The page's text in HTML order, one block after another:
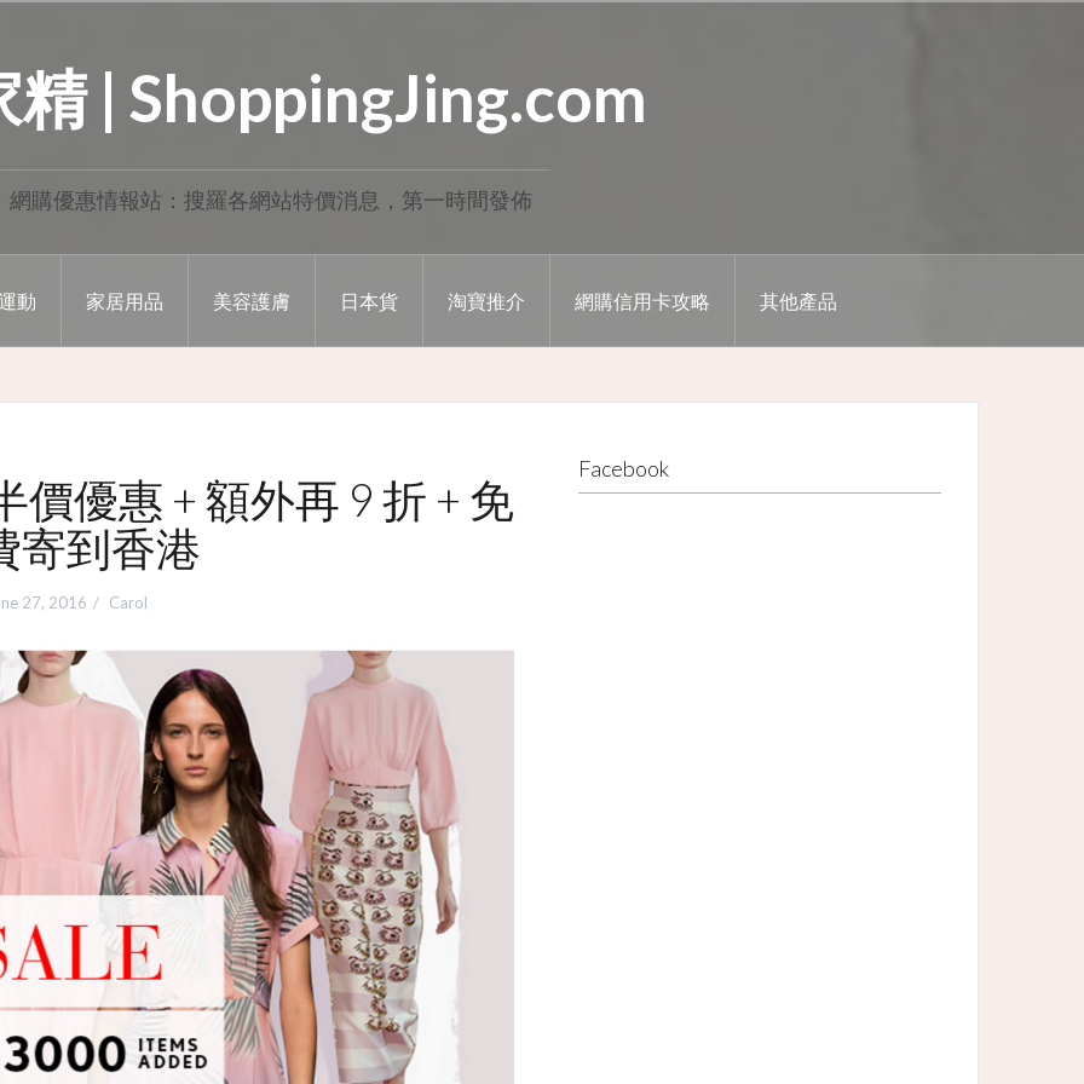
精 | ShoppingJing.com
網購優惠情報站：搜羅各網站特價消息，第一時間發佈
動 家居用品 美容護膚 日本貨 淘寶推介 網購信用卡攻略 其他產品
價優惠 + 額外再 9 折 + 免
寄到香港
27, 2016 Carol
Facebook